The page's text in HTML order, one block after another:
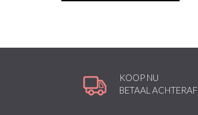
KOOP NU
BETAAL ACHTERAF